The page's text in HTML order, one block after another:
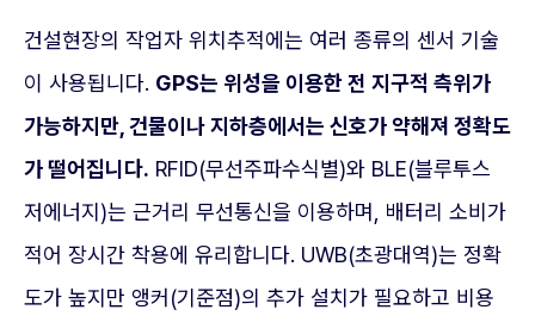
건설현장의 작업자 위치추적에는 여러 종류의 센서 기술
이 사용됩니다. GPS는 위성을 이용한 전 지구적 측위가
가능하지만, 건물이나 지하층에서는 신호가 약해져 정확도
가 떨어집니다. RFID(무선주파수식별)와 BLE(블루투스
저에너지)는 근거리 무선통신을 이용하며, 배터리 소비가
적어 장시간 착용에 유리합니다. UWB(초광대역)는 정확
도가 높지만 앵커(기준점)의 추가 설치가 필요하고 비용